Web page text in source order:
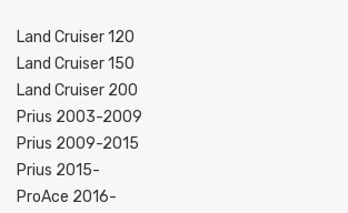
Land Cruiser 120
Land Cruiser 150
Land Cruiser 200
Prius 2003-2009
Prius 2009-2015
Prius 2015-
ProAce 2016-